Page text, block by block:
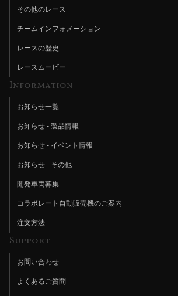
その他のレース
チームインフォメーション
レースの歴史
レースムービー
Information
お知らせ一覧
お知らせ - 製品情報
お知らせ - イベント情報
お知らせ - その他
開発車両募集
コラボレート自動販売機のご案内
注文方法
Support
お問い合わせ
よくあるご質問